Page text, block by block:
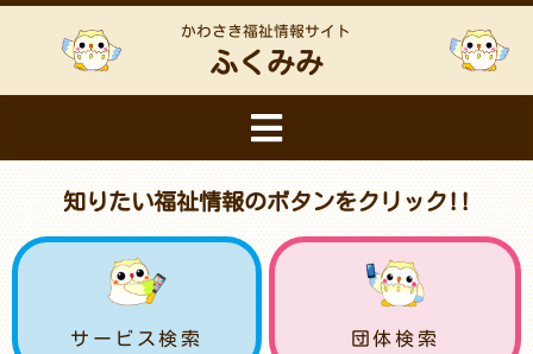
かわさき福祉情報サイト
ふくみみ
知りたい福祉情報のボタンをクリック!!
サービス検索 団体検索